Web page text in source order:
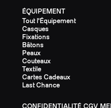
ÉQUIPEMENT
Tout l'Équipement
Casques
Fixations
Bâtons
Peaux
Couteaux
Textile
Cartes Cadeaux
Last Chance
CONFIDENTIALITÉ CGV